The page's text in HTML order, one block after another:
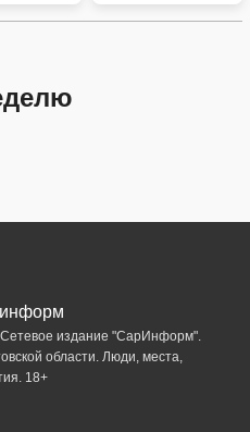
издание "СарИнформ".
области. Люди, места,
18+